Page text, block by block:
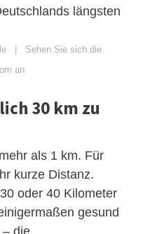
längsten
| Sehen Sie sich die
an
30 km zu
als 1 km. Für
kurze Distanz.
oder 40 Kilometer
gesund
– die